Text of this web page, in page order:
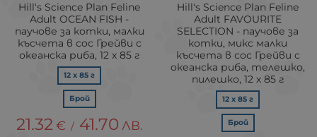
Hill's Science Plan Feline
Adult OCEAN FISH -
паучове за котки, малки
късчета в сос Грейви с
океанска риба, 12 х 85 г
12 x 85 г
Брой
21.32 € / 41.70 ЛВ.
Hill's Science Plan Feline
Adult FAVOURITE
SELECTION - паучове за
котки, микс малки
късчета в сос Грейви с
океанска риба, телешко,
пилешко, 12 х 85 г
12 x 85 г
Брой